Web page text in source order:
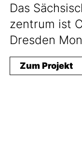
Das
zentrum ist
Dresden
Zum Projekt